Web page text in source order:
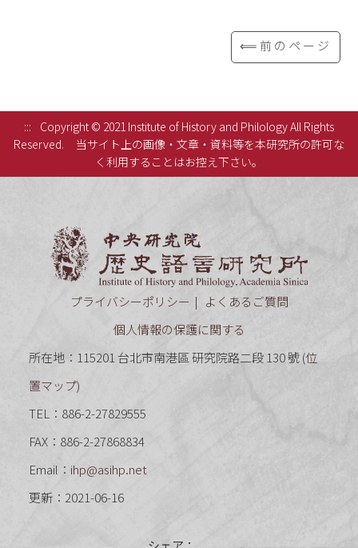
⟸前のページ
:::
Copyright © 2021 Institute of History and Philology All Rights
Reserved.
当サイト上の画像・文章・資料等を本研究所の許可な
く利用することはお控え下さい。
プライバシーポリシー
よくあるご質問
個人情報の保護に関する
所在地：115201 台北市南港區 研究院路二段 130 號 (位
置マップ)
TEL：886-2-27829555
FAX：886-2-27868834
Email： ihp@asihp.net
更新：2021-06-16